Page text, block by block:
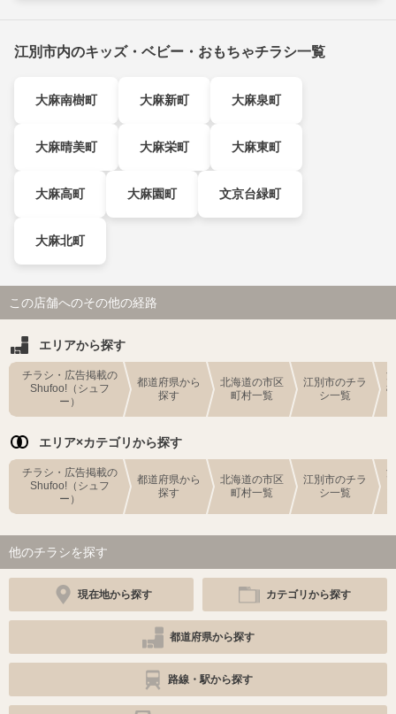
江別市内のキッズ・ベビー・おもちゃチラシ一覧
大麻南樹町 大麻新町 大麻泉町
大麻晴美町 大麻栄町 大麻東町
大麻高町 大麻園町 文京台緑町
大麻北町
この店舗へのその他の経路
エリアから探す
チラシ・広告掲載の
Shufoo!（シュフ
ー）
都道府県から
探す
北海道の市区
町村一覧
江別市のチラ
シ一覧
エリア×カテゴリから探す
チラシ・広告掲載の
Shufoo!（シュフ
ー）
都道府県から
探す
北海道の市区
町村一覧
江別市のチラ
シ一覧
他のチラシを探す
現在地から探す カテゴリから探す
都道府県から探す
路線・駅から探す